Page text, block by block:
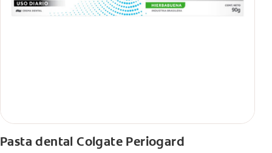
Pasta dental Colgate Periogard